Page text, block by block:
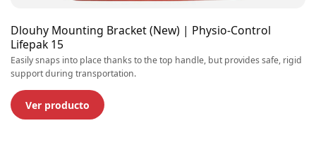
Dlouhy Mounting Bracket (New) | Physio-Control
Lifepak 15
Easily snaps into place thanks to the top handle, but provides safe, rigid
support during transportation.
Ver producto